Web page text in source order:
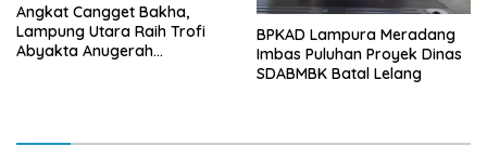
Angkat Cangget Bakha,
Lampung Utara Raih Trofi
Abyakta Anugerah
BPKAD Lampura Meradang
Imbas Puluhan Proyek Dinas
SDABMBK Batal Lelang